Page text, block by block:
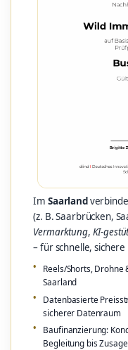
ImSaarland
(z. B. Saarbrücken,
Vermarktung, KI-
– für schnelle, sichere
Reels/Shorts, Drohne
Saarland
Datenbasierte
sicherer Datenraum
Baufinanzierung:
Begleitung bis Zusage